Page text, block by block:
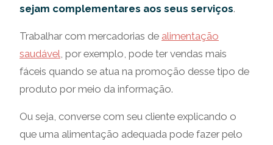
sejam complementares aos seus serviços.
Trabalhar com mercadorias de alimentação
saudável, por exemplo, pode ter vendas mais
fáceis quando se atua na promoção desse tipo de
produto por meio da informação.
Ou seja, converse com seu cliente explicando o
que uma alimentação adequada pode fazer pelo